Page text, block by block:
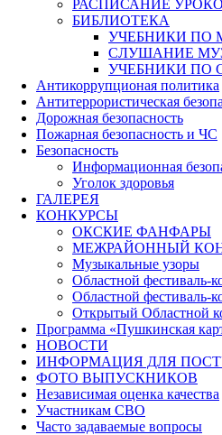
РАСПИСАНИЕ
БИБЛИОТЕКА
УЧЕБНИКИ ПО
СЛУШАНИЕ
УЧЕБНИКИ ПО
Антикоррупционая политика
Антитеррористическая
Дорожная безопасность
Пожарная безопасность и ЧС
Безопасность
Информационная
Уголок здоровья
ГАЛЕРЕЯ
КОНКУРСЫ
ОКСКИЕ ФАНФАРЫ
МЕЖРАЙОННЫЙ
Музыкальные узоры
Областной
Областной фестиваль-
Открытый Областной
Программа «Пушкинская
НОВОСТИ
ИНФОРМАЦИЯ ДЛЯ
ФОТО ВЫПУСКНИКОВ
Независимая оценка качества
Участникам СВО
Часто задаваемые вопросы